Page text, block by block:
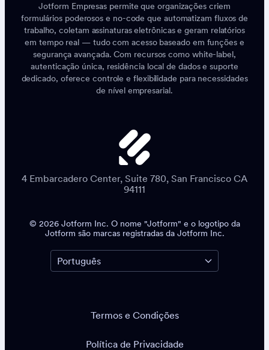
Jotform Empresas permite que organizações criem
formulários poderosos e no-code que automatizam fluxos de
trabalho, coletam assinaturas eletrônicas e geram relatórios
em tempo real — tudo com acesso baseado em funções e
segurança avançada. Com recursos como white-label,
autenticação única, residência local de dados e suporte
dedicado, oferece controle e flexibilidade para necessidades
de nível empresarial.
4 Embarcadero Center, Suite 780, San Francisco CA
94111
© 2026 Jotform Inc. O nome "Jotform" e o logotipo da
Jotform são marcas registradas da Jotform Inc.
Termos e Condições
Política de Privacidade